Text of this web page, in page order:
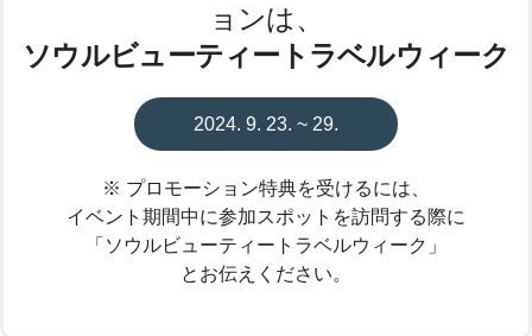
ョンは、
ソウルビューティートラベルウィーク
2024. 9. 23. ~ 29.
※ プロモーション特典を受けるには、
イベント期間中に参加スポットを訪問する際に
「ソウルビューティートラベルウィーク」
とお伝えください。​